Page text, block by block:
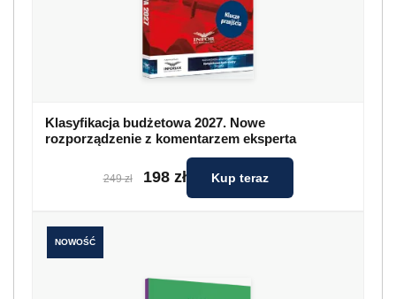
Klasyfikacja budżetowa 2027. Nowe
rozporządzenie z komentarzem eksperta
249 zł 198 zł Kup teraz
NOWOŚĆ